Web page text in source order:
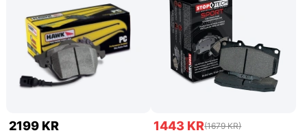
2199 KR 1443 KR(1679 KR)